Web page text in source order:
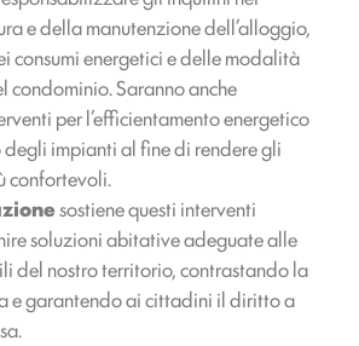
e della manutenzione dell’alloggio,
consumi energetici e delle modalità
condominio. Saranno anche
per l’efficientamento energetico
degli impianti al fine di rendere gli
confortevoli.
sostiene questi interventi
soluzioni abitative adeguate alle
del nostro territorio, contrastando la
e garantendo ai cittadini il diritto a